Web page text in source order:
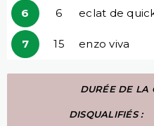
6 6 eclat de
7 15 enzo viva
DURÉE DE LA
DISQUALIFIÉS :